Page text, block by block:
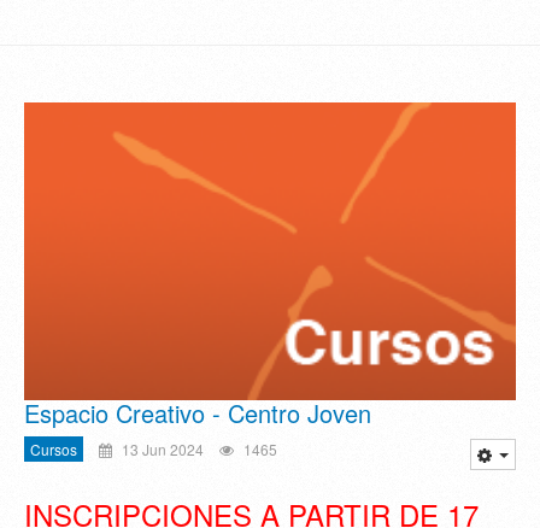
Espacio Creativo - Centro Joven
Cursos 13 Jun 2024 1465
INSCRIPCIONES A PARTIR DE 17